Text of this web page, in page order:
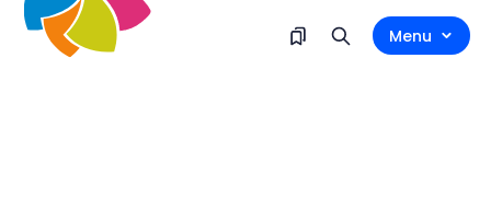
Menu